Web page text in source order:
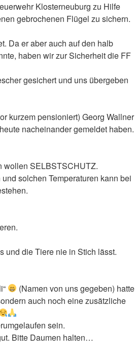
Klosterneuburg zu Hilfe
gebrochenen Flügel zu sichern.
Da er aber auch auf den halb
haben wir zur Sicherheit die FF
gesichert und uns übergeben
kurzem pensioniert) Georg Wallner
nacheinander gemeldet haben.
wollen SELBSTSCHUTZ.
solchen Temperaturen kann bei
und die Tiere nie in Stich lässt.
(Namen von uns gegeben) hatte
auch noch eine zusätzliche
sein.
Bitte Daumen halten…